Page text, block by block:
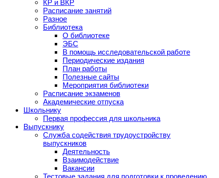
КР и ВКР
Расписание занятий
Разное
Библиотека
О библиотеке
ЭБС
В помощь исследовательской работе
Периодические издания
План работы
Полезные сайты
Мероприятия библиотеки
Расписание экзаменов
Академические отпуска
Школьнику
Первая профессия для школьника
Выпускнику
Служба содействия трудоустройству
выпускников
Деятельность
Взаимодействие
Вакансии
Тестовые задания для подготовки к проведению